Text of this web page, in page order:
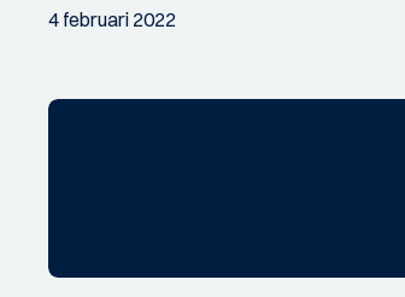
4 februari 2022